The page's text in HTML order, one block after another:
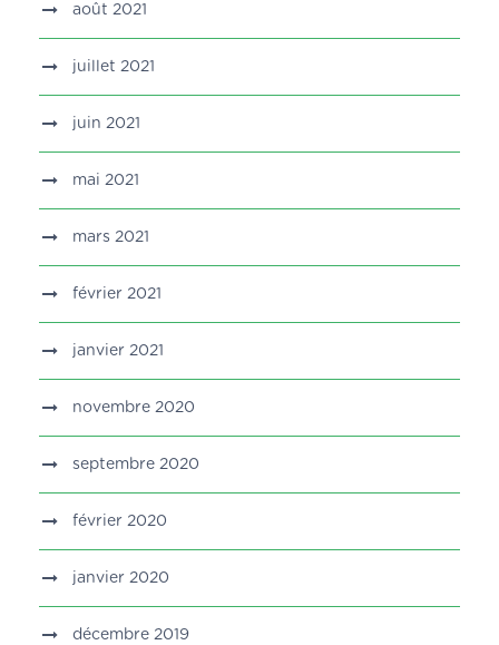
août 2021
juillet 2021
juin 2021
mai 2021
mars 2021
février 2021
janvier 2021
novembre 2020
septembre 2020
février 2020
janvier 2020
décembre 2019